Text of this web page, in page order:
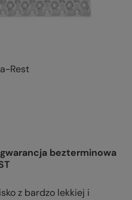
Rest
bezterminowa
z bardzo lekkiej i